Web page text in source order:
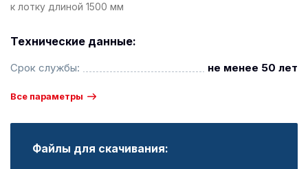
к лотку длиной 1500 мм
Технические данные:
Срок службы: не менее 50 лет
Все параметры
Файлы для скачивания: